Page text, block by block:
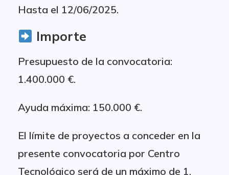
Hasta el 12/06/2025.
Importe
Presupuesto de la convocatoria:
1.400.000 €.
Ayuda máxima: 150.000 €.
El límite de proyectos a conceder en la
presente convocatoria por Centro
Tecnológico será de un máximo de 1.